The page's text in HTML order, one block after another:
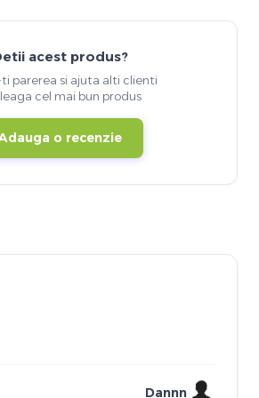
acest produs?
ti parerea si ajuta alti clienti
cel mai bun produs
o recenzie
Dannn